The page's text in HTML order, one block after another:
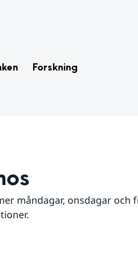
Forskning
måndagar, onsdagar och